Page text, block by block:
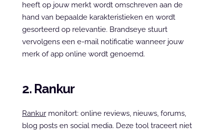
heeft op jouw merkt wordt omschreven aan de
hand van bepaalde karakteristieken en wordt
gesorteerd op relevantie. Brandseye stuurt
vervolgens een e-mail notificatie wanneer jouw
merk of app online wordt genoemd.
2. Rankur
Rankur monitort: online reviews, nieuws, forums,
blog posts en social media. Deze tool traceert niet